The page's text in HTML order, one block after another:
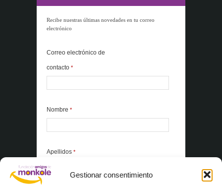
Gestionar consentimiento
Recibe nuestras últimas novedades en tu correo
electrónico
Correo electrónico de
contacto *
Nombre *
Apellidos *